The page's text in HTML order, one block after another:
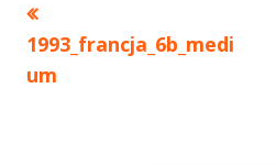
Nawigacja
wpisu
artykół
1993_francja_6b_medi
um